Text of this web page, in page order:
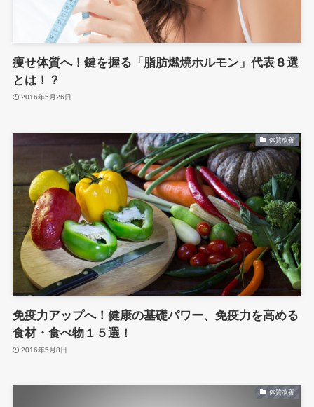
痩せ体質へ！鍵を握る「脂肪燃焼ホルモン」代表８選
とは！？
2016年5月26日
体質改善
免疫力アップへ！健康の基礎パワー、免疫力を高める
食材・食べ物１５選！
2016年5月8日
体質改善